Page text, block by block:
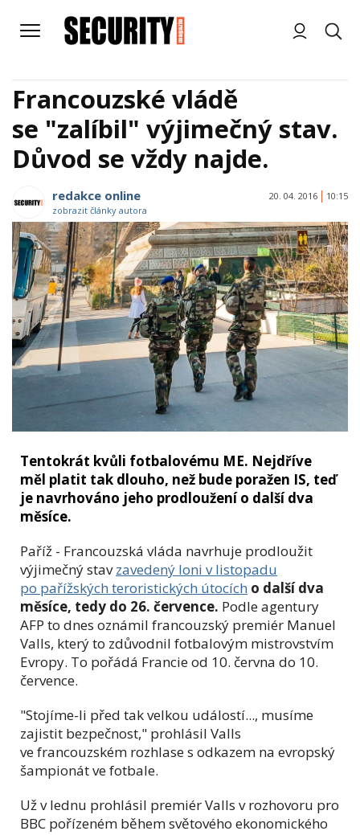
Francouzské vládě
se "zalíbil" výjimečný stav.
Důvod se vždy najde.
redakce online
zobrazit články autora
20. 04. 2016 10:15
Tentokrát kvůli fotbalovému ME. Nejdříve
měl platit tak dlouho, než bude poražen IS, teď
je navrhováno jeho prodloužení o další dva
měsíce.
Paříž - Francouzská vláda navrhuje prodloužit
výjimečný stavzavedený loni v listopadu
po pařížských teroristických útocích o další dva
měsíce, tedy do 26. července. Podle agentury
AFP to dnes oznámil francouzský premiér Manuel
Valls, který to zdůvodnil fotbalovým mistrovstvím
Evropy. To pořádá Francie od 10. června do 10.
července.
"Stojíme-li před tak velkou událostí..., musíme
zajistit bezpečnost," prohlásil Valls
ve francouzském rozhlase s odkazem na evropský
šampionát ve fotbale.
Už v lednu prohlásil premiér Valls v rozhovoru pro
BBC pořízeném během světového ekonomického